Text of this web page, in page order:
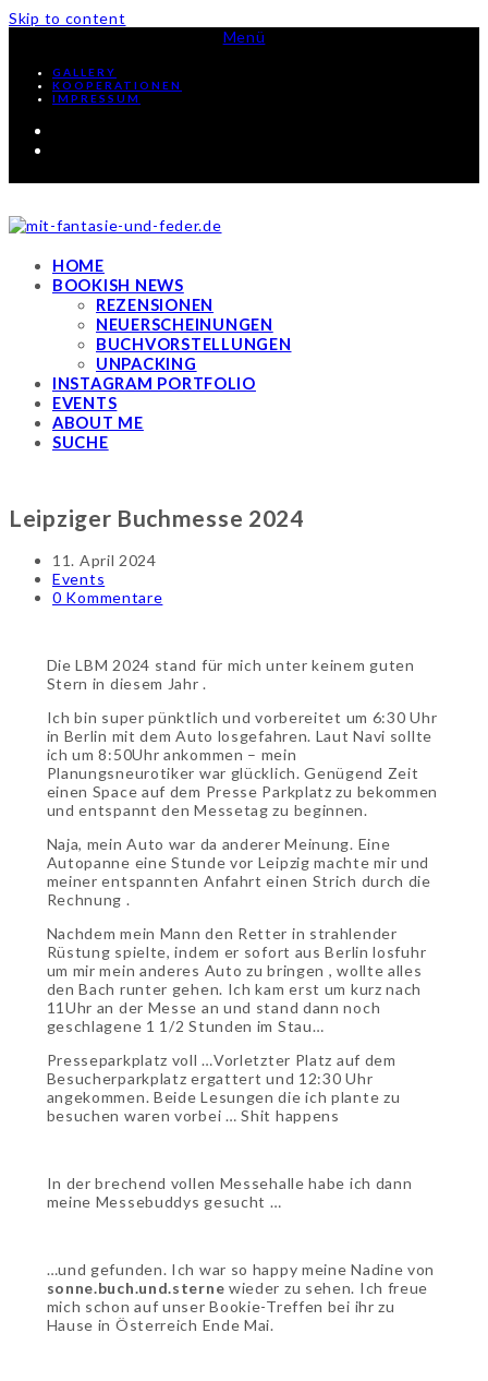
Skip to content
Menü
GALLERY
KOOPERATIONEN
IMPRESSUM
HOME
BOOKISH NEWS
REZENSIONEN
NEUERSCHEINUNGEN
BUCHVORSTELLUNGEN
UNPACKING
INSTAGRAM PORTFOLIO
EVENTS
ABOUT ME
SUCHE
Leipziger Buchmesse 2024
11. April 2024
Events
0 Kommentare
Die LBM 2024 stand für mich unter keinem guten
Stern in diesem Jahr .
Ich bin super pünktlich und vorbereitet um 6:30 Uhr
in Berlin mit dem Auto losgefahren. Laut Navi sollte
ich um 8:50Uhr ankommen – mein
Planungsneurotiker war glücklich. Genügend Zeit
einen Space auf dem Presse Parkplatz zu bekommen
und entspannt den Messetag zu beginnen.
Naja, mein Auto war da anderer Meinung. Eine
Autopanne eine Stunde vor Leipzig machte mir und
meiner entspannten Anfahrt einen Strich durch die
Rechnung .
Nachdem mein Mann den Retter in strahlender
Rüstung spielte, indem er sofort aus Berlin losfuhr
um mir mein anderes Auto zu bringen , wollte alles
den Bach runter gehen. Ich kam erst um kurz nach
11Uhr an der Messe an und stand dann noch
geschlagene 1 1/2 Stunden im Stau…
Presseparkplatz voll …Vorletzter Platz auf dem
Besucherparkplatz ergattert und 12:30 Uhr
angekommen. Beide Lesungen die ich plante zu
besuchen waren vorbei … Shit happens
In der brechend vollen Messehalle habe ich dann
meine Messebuddys gesucht …
…und gefunden. Ich war so happy meine Nadine von
sonne.buch.und.sterne wieder zu sehen. Ich freue
mich schon auf unser Bookie-Treffen bei ihr zu
Hause in Österreich Ende Mai.